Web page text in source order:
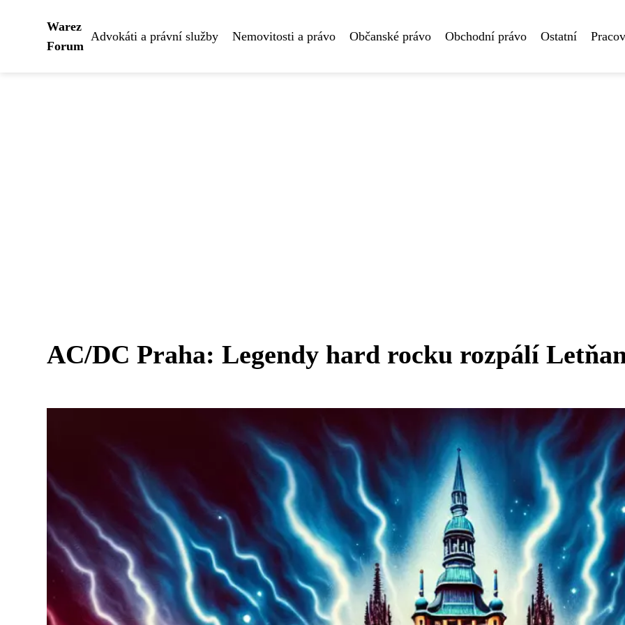
Warez
Forum
Advokáti a právní služby Nemovitosti a právo Občanské právo Obchodní právo Ostatní
AC/DC Praha: Legendy hard rocku rozpálí